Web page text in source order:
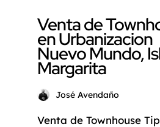
Venta de
en Urbanizacion
Nuevo Mundo,
Margarita
José Avendaño
Venta de Townhouse